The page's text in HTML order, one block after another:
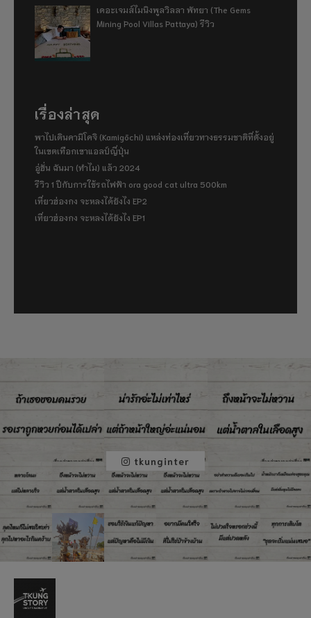
เดอะเจมส์ไมนิงพูลวิลลา พัทยา (The Gems
Mining Pool Villas Pattaya) รีวิว
เรื่องล่าสุด
พาไปเดินคามิโคจิ (Kamigōchi) แหล่งท่องเที่ยวทางธรรมชาติที่ตั้งอยู่
ในเขตเทือกเขาแอลป์ญี่ปุ่น
อู่ฮั่น ฉันมา (ทำไม) แล้ว 2024
รีวิว 1 ปีกับการใช้รถไฟฟ้า ora good cat ultra 500km
เที่ยวฮ่องกง จะหลงได้ยังไง EP2
เที่ยวฮ่องกง จะหลงได้ยังไง EP1
tkunginter